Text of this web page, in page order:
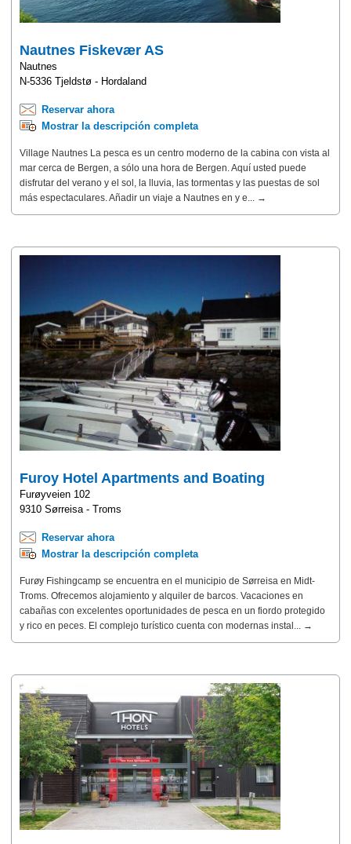
Nautnes Fiskevær AS
Nautnes
N-5336 Tjeldstø - Hordaland
Reservar ahora
Mostrar la descripción completa
Village Nautnes La pesca es un centro moderno de la cabina con vista al
mar cerca de Bergen, a sólo una hora de Bergen. Aquí usted puede
disfrutar del verano y el sol, la lluvia, las tormentas y las puestas de sol
más espectaculares. Añadir un viaje a Nautnes en y e... →
Furoy Hotel Apartments and Boating
Furøyveien 102
9310 Sørreisa - Troms
Reservar ahora
Mostrar la descripción completa
Furøy Fishingcamp se encuentra en el municipio de Sørreisa en Midt-
Troms. Ofrecemos alojamiento y alquiler de barcos. Vacaciones en
cabañas con excelentes oportunidades de pesca en un fiordo protegido
y rico en peces. El complejo turístico cuenta con modernas instal... →